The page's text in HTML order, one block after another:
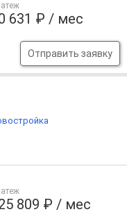
631 ₽ / мес
Отправить заявку
809 ₽ / мес